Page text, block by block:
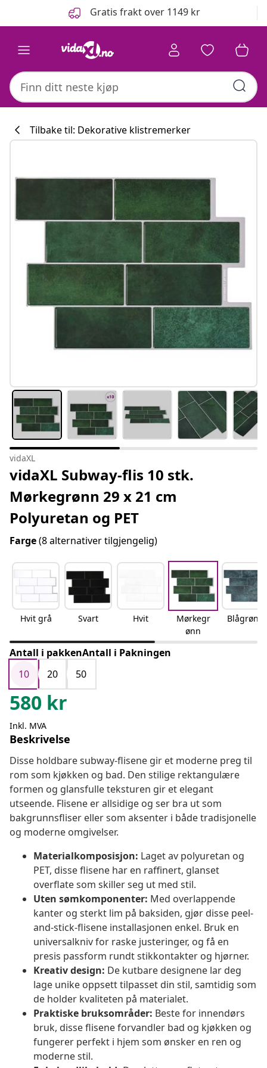
Gratis frakt over 1149 kr
Tilbake til: Dekorative klistremerker
vidaXL
vidaXL Subway-flis 10 stk.
Mørkegrønn 29 x 21 cm
Polyuretan og PET
Farge(8 alternativer tilgjengelig)
Hvit grå Svart Hvit
Mørkegr
ønn
Blågrønn
Antall i pakkenAntall i Pakningen
10
20 50
580 kr
Inkl. MVA
Beskrivelse
Disse holdbare subway-flisene gir et moderne preg til
rom som kjøkken og bad. Den stilige rektangulære
formen og glansfulle teksturen gir et elegant
utseende. Flisene er allsidige og ser bra ut som
bakgrunnsfliser eller som aksenter i både tradisjonelle
og moderne omgivelser.
Materialkomposisjon: Laget av polyuretan og
PET, disse flisene har en raffinert, glanset
overflate som skiller seg ut med stil.
Uten sømkomponenter: Med overlappende
kanter og sterkt lim på baksiden, gjør disse peel-
and-stick-flisene installasjonen enkel. Bruk en
universalkniv for raske justeringer, og få en
presis passform rundt stikkontakter og hjørner.
Kreativ design: De kutbare designene lar deg
lage unike oppsett tilpasset din stil, samtidig som
de holder kvaliteten på materialet.
Praktiske bruksområder: Beste for innendørs
bruk, disse flisene forvandler bad og kjøkken og
fungerer perfekt i hjem som ønsker en ren og
moderne stil.